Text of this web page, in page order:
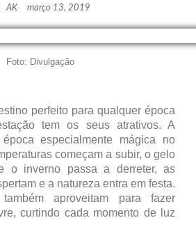
AK- março 13, 2019
Foto: Divulgação
perfeito para qualquer época
tem os seus atrativos. A
especialmente mágica no
começam a subir, o gelo
o inverno passa a derreter, as
e a natureza entra em festa.
aproveitam para fazer
curtindo cada momento de luz